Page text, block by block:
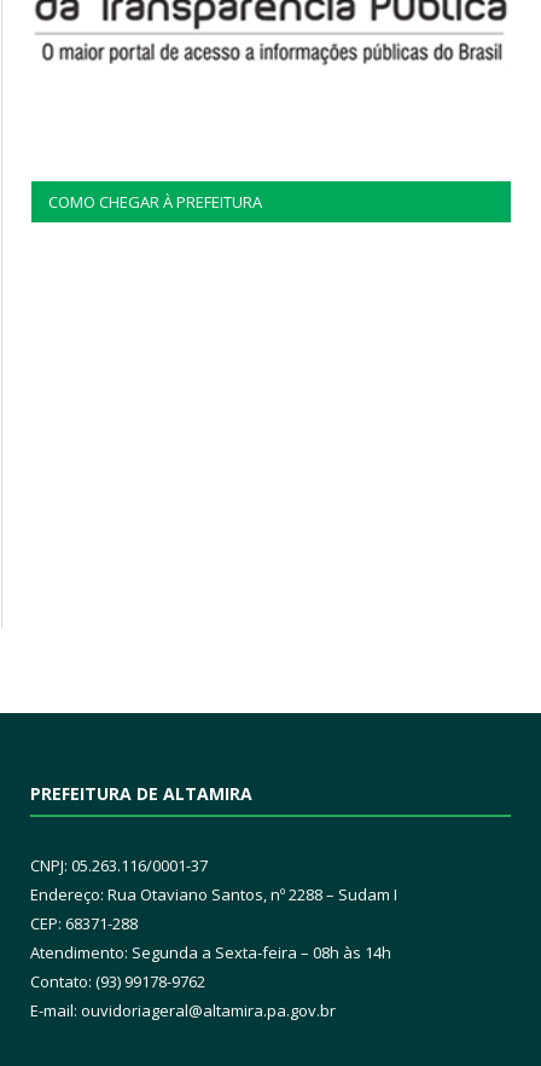
COMO CHEGAR À PREFEITURA
PREFEITURA DE ALTAMIRA
CNPJ: 05.263.116/0001-37
Endereço: Rua Otaviano Santos, nº 2288 – Sudam I
CEP: 68371-288
Atendimento: Segunda a Sexta-feira – 08h às 14h
Contato: (93) 99178-9762
E-mail: ouvidoriageral@altamira.pa.gov.br